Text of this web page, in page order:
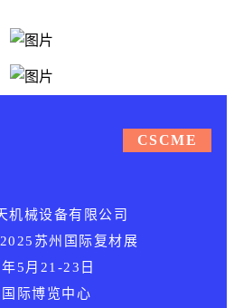
CSCME
机械设备有限公司
2025苏州国际复材展
5月21-23日
际博览中心